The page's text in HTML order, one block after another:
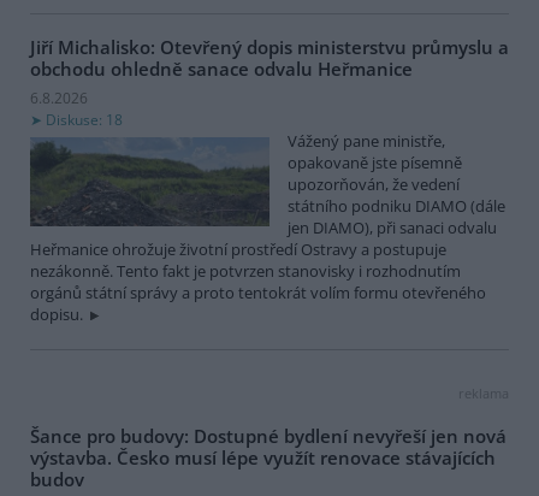
Jiří Michalisko: Otevřený dopis ministerstvu průmyslu a
obchodu ohledně sanace odvalu Heřmanice
6.8.2026
Diskuse: 18
Vážený pane ministře,
opakovaně jste písemně
upozorňován, že vedení
státního podniku DIAMO (dále
jen DIAMO), při sanaci odvalu
Heřmanice ohrožuje životní prostředí Ostravy a postupuje
nezákonně. Tento fakt je potvrzen stanovisky i rozhodnutím
orgánů státní správy a proto tentokrát volím formu otevřeného
dopisu.
reklama
Šance pro budovy: Dostupné bydlení nevyřeší jen nová
výstavba. Česko musí lépe využít renovace stávajících
budov